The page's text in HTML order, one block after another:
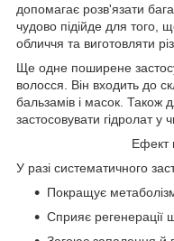
допомагає розв'язати
чудово підійде для того,
обличчя та виготовляти
Ще одне поширене
волосся. Він входить до
бальзамів і масок. Також
застосовувати гідролат у
Ефект
У разі систематичного
Покращує
Сприяє регенерації